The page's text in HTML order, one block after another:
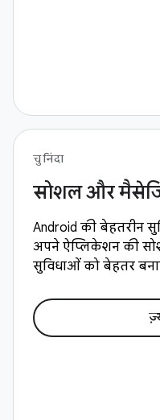
चुनिंदा
सोशल और
Android की बेहतरीन
अपने ऐप्लिकेशन की
सुविधाओं को बेहतर